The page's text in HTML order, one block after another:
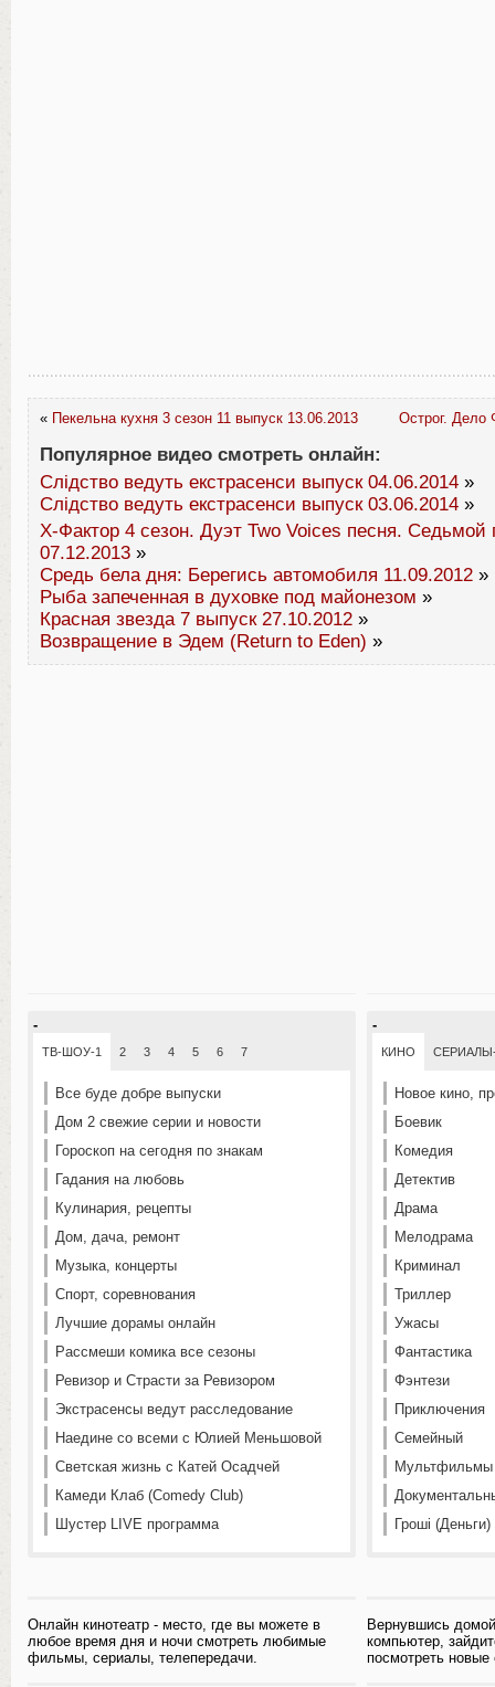
« Пекельна кухня 3 сезон 11 выпуск 13.06.2013 Острог. Дело
Популярное видео смотреть онлайн:
Слідство ведуть екстрасенси выпуск 04.06.2014 »
Слідство ведуть екстрасенси выпуск 03.06.2014 »
Х-Фактор 4 сезон. Дуэт Two Voices песня.
07.12.2013 »
Средь бела дня: Берегись автомобиля 11.09.2012 »
Рыба запеченная в духовке под майонезом »
Красная звезда 7 выпуск 27.10.2012 »
Возвращение в Эдем (Return to Eden) »
-
ТВ-ШОУ-1 2 3 4 5 6 7
Все буде добре выпуски
Дом 2 свежие серии и новости
Гороскоп на сегодня по знакам
Гадания на любовь
Кулинария, рецепты
Дом, дача, ремонт
Музыка, концерты
Спорт, соревнования
Лучшие дорамы онлайн
Рассмеши комика все сезоны
Ревизор и Страсти за Ревизором
Экстрасенсы ведут расследование
Наедине со всеми с Юлией Меньшовой
Светская жизнь с Катей Осадчей
Камеди Клаб (Comedy Club)
Шустер LIVE программа
Онлайн кинотеатр - место, где вы можете в
любое время дня и ночи смотреть любимые
фильмы, сериалы, телепередачи.
-
КИНО
Новое кино,
Боевик
Комедия
Детектив
Драма
Мелодрама
Криминал
Триллер
Ужасы
Фантастика
Фэнтези
Приключения
Семейный
Мультфильмы
Гроші
Вернувшись
компьютер,
посмотреть